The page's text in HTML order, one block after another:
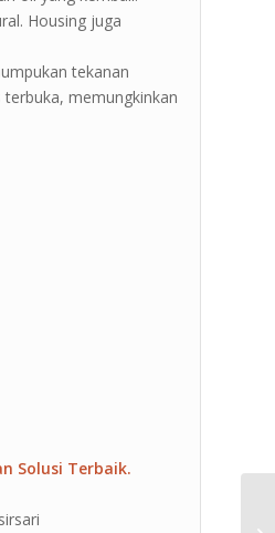
Housing juga
tekanan
memungkinkan
Solusi Terbaik.